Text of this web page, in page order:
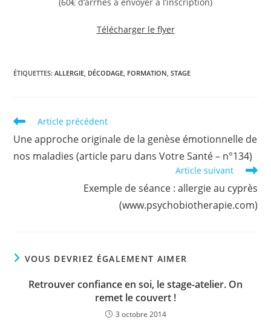
Télécharger le flyer
ÉTIQUETTES:ALLERGIE, DÉCODAGE, FORMATION, STAGE
Read
articles
Article précédent
Une approche originale de la genèse émotionnelle de
nos maladies (article paru dans Votre Santé – n°134)
Article suivant
Exemple de séance : allergie au cyprès
(www.psychobiotherapie.com)
VOUS DEVRIEZ ÉGALEMENT AIMER
Retrouver confiance en soi, le stage-atelier. On
remet le couvert !
3 octobre 2014